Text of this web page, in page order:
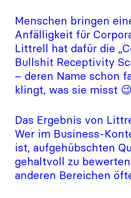
Menschen bringen
Anfälligkeit für
Littrell hat dafür die
Bullshit Receptivity
– deren Name schon
klingt, was sie misst 😉
Das Ergebnis von
Wer im Business-
ist, aufgehübschten
gehaltvoll zu
anderen Bereichen